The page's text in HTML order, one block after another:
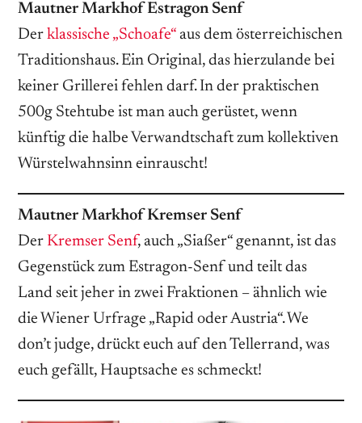
Mautner Markhof Estragon Senf
Der klassische „Schoafe“ aus dem österreichischen
Traditionshaus. Ein Original, das hierzulande bei
keiner Grillerei fehlen darf. In der praktischen
500g Stehtube ist man auch gerüstet, wenn
künftig die halbe Verwandtschaft zum kollektiven
Würstelwahnsinn einrauscht!
Mautner Markhof Kremser Senf
Der Kremser Senf, auch „Siaßer“ genannt, ist das
Gegenstück zum Estragon-Senf und teilt das
Land seit jeher in zwei Fraktionen – ähnlich wie
die Wiener Urfrage „Rapid oder Austria“. We
don’t judge, drückt euch auf den Tellerrand, was
euch gefällt, Hauptsache es schmeckt!